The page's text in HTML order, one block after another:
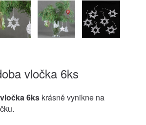
vločka 6ks
6kskrásně vynikne na